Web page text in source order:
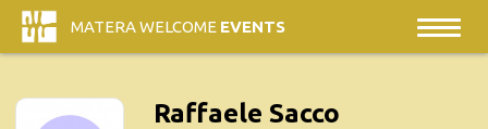
MATERA WELCOME EVENTS
Raffaele Sacco